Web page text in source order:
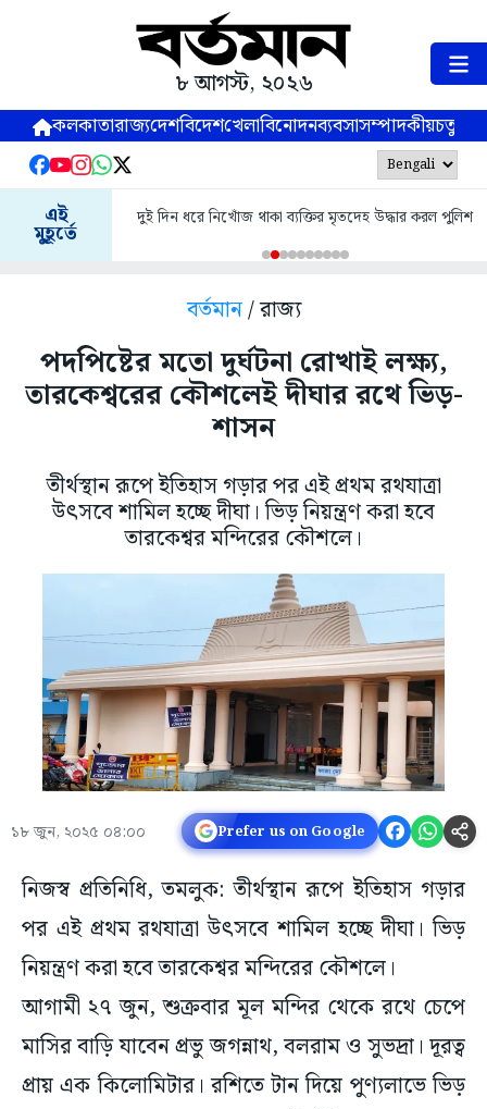
৮ আগস্ট, ২০২৬
কলকাতারাজ্যদেশবিদেশখেলাবিনোদনব্যবসাসম্পাদকীয়
এই
মুহূর্তে
দুই দিন ধরে নিখোঁজ থাকা ব্যক্তির মৃতদেহ উদ্ধার করল পুলিশ
বর্তমান/ রাজ্য
পদপিষ্টের মতো দুর্ঘটনা রোখাই লক্ষ্য,
তারকেশ্বরের কৌশলেই দীঘার রথে ভিড়-
শাসন
তীর্থস্থান রূপে ইতিহাস গড়ার পর এই প্রথম রথযাত্রা
উৎসবে শামিল হচ্ছে দীঘা। ভিড় নিয়ন্ত্রণ করা হবে
তারকেশ্বর মন্দিরের কৌশলে।
১৮ জুন, ২০২৫ ০৪:০০ Prefer us on Google
নিজস্ব প্রতিনিধি, তমলুক: তীর্থস্থান রূপে ইতিহাস গড়ার
পর এই প্রথম রথযাত্রা উৎসবে শামিল হচ্ছে দীঘা। ভিড়
নিয়ন্ত্রণ করা হবে তারকেশ্বর মন্দিরের কৌশলে।
আগামী ২৭ জুন, শুক্রবার মূল মন্দির থেকে রথে চেপে
মাসির বাড়ি যাবেন প্রভু জগন্নাথ, বলরাম ও সুভদ্রা। দূরত্ব
প্রায় এক কিলোমিটার। রশিতে টান দিয়ে পুণ্যলাভে ভিড়